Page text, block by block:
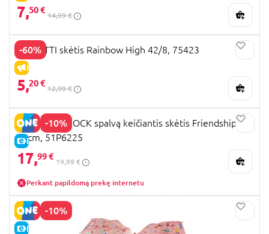
7,50 €
14,99 €
-60%
IŠPARDAVIMAS
PERLETTI skėtis Rainbow High 42/8, 75423
5,20 €
12,99 €
-10%
E-KAINA
FLOSS AND ROCK spalvą keičiantis skėtis Friendship,
80cm, 51P6225
17,99 €
19,99 €
Perkant papildomą prekę internetu
-10%
E-KAINA